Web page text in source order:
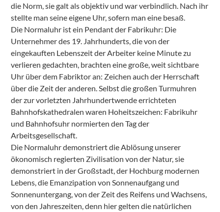
die Norm, sie galt als objektiv und war verbindlich. Nach ihr
stellte man seine eigene Uhr, sofern man eine besaß.
Die Normaluhr ist ein Pendant der Fabrikuhr: Die
Unternehmer des 19. Jahrhunderts, die von der
eingekauften Lebenszeit der Arbeiter keine Minute zu
verlieren gedachten, brachten eine große, weit sichtbare
Uhr über dem Fabriktor an: Zeichen auch der Herrschaft
über die Zeit der anderen. Selbst die großen Turmuhren
der zur vorletzten Jahrhundertwende errichteten
Bahnhofskathedralen waren Hoheitszeichen: Fabrikuhr
und Bahnhofsuhr normierten den Tag der
Arbeitsgesellschaft.
Die Normaluhr demonstriert die Ablösung unserer
ökonomisch regierten Zivilisation von der Natur, sie
demonstriert in der Großstadt, der Hochburg modernen
Lebens, die Emanzipation von Sonnenaufgang und
Sonnenuntergang, von der Zeit des Reifens und Wachsens,
von den Jahreszeiten, denn hier gelten die natürlichen